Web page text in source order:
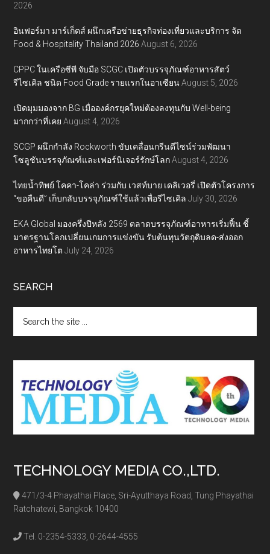
2026
อินฟอร์มา มาร์เก็ตส์ ผนึกเครือข่ายธุรกิจท่องเที่ยวและบริการ จัด
Food & Hospitality Thailand 2026 August 6, 2026
CPPC ในเครือซีพี จับมือ SCGC เปิดตัวบรรจุภัณฑ์อาหารสัตว์
รีไซเคิล ชนิด Food Grade รายแรกในอาเซียน August 5, 2026
เปิดมุมมองจาก BG เมื่อองค์กรยุคใหม่ต้องลงทุนกับ Well-being
มากกว่าที่เคย August 4, 2026
SCGP ผนึกกำลัง Rockworth ขับเคลื่อนกรีนดีไซน์ร่วมพัฒนา
โซลูชันบรรจุภัณฑ์และเฟอร์นิเจอร์รักษ์โลก August 4, 2026
ไทยน้ำทิพย์ โคคา-โคล่า ร่วมกับ เวสท์บาย เดลิเวอรี่ เปิดตัวโครงการ
“ขอคืนดี” เก็บกลับบรรจุภัณฑ์ใช้แล้วเพื่อรีไซเคิล July 30, 2026
EKA Global มองครึ่งปีหลัง 2569 ตลาดบรรจุภัณฑ์อาหารเริ่มฟื้น ชี้
มาตรฐานโลกเปลี่ยนเกมการแข่งขัน รับต้นทุนวัตถุดิบลด-ส่งออก
อาหารไทยโต July 24, 2026
SEARCH
the
TECHNOLOGY MEDIA CO.,LTD.
471/3-4 Phayathai Place, Sri-Ayutthaya Road, Tung Phayathai
Ratchatewi, Bangkok 10400
Tel. 0-2354-5333, 0-2644-4555